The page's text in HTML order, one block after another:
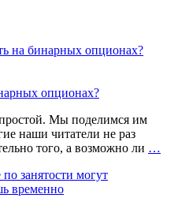
опционах?
Мы поделимся им
наши читатели не раз
того, а возможно ли …